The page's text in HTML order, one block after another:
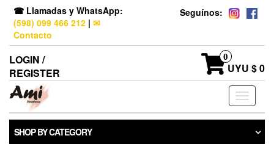
☎ Llamadas y WhatsApp:
(598) 099 466 212 | ✉
Contacto
Seguínos:
LOGIN /
REGISTER
0
UYU $ 0
Toggle
SHOP BY CATEGORY